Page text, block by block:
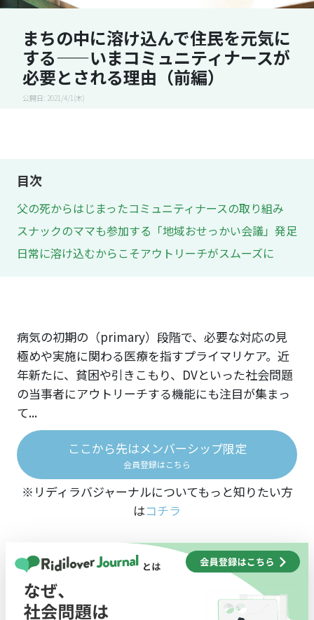
まちの中に溶け込んで住民を元気に
する——いまコミュニティナースが
必要とされる理由（前編）
公開日: 2021/4/1(木)
目次
父の死からはじまったコミュニティナースの取り組み
スナックのママも参加する「地域おせっかい会議」発足
日常に溶け込むからこそアウトリーチがスムーズに
病気の初期の（primary）段階で、必要な対応の見
極めや実施に関わる医療を指すプライマリケア。近
年新たに、貧困や引きこもり、DVといった社会問題
の当事者にアウトリーチする機能にも注目が集まっ
て...
ここから先はメンバーシップ限定
会員登録はこちら
※リディラバジャーナルについてもっと知りたい方
はコチラ